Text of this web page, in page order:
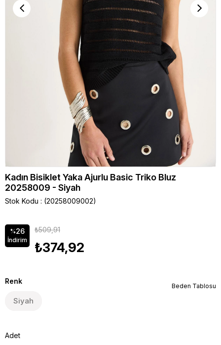
Kadın Bisiklet Yaka Ajurlu Basic Triko Bluz
20258009 - Siyah
Stok Kodu (20258009002)
%26
İndirim
₺509,91
₺374,92
Renk
Siyah
Beden Tablosu
Adet